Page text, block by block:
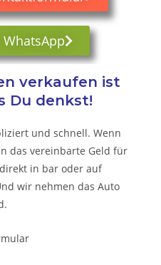
verkaufen ist
Du denkst!
und schnell. Wenn
das vereinbarte Geld für
in bar oder auf
wir nehmen das Auto